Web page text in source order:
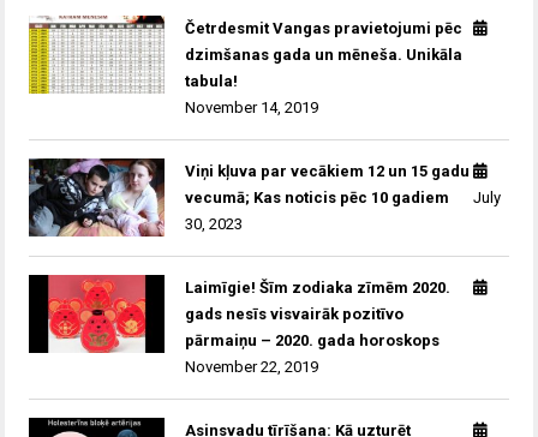
Četrdesmit Vangas pravietojumi pēc
dzimšanas gada un mēneša. Unikāla
tabula!
November 14, 2019
Viņi kļuva par vecākiem 12 un 15 gadu
vecumā; Kas noticis pēc 10 gadiem
July
30, 2023
Laimīgie! Šīm zodiaka zīmēm 2020.
gads nesīs visvairāk pozitīvo
pārmaiņu – 2020. gada horoskops
November 22, 2019
Asinsvadu tīrīšana: Kā uzturēt